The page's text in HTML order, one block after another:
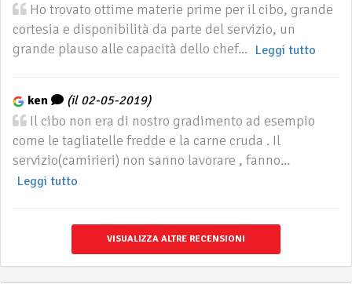
Ho trovato ottime materie prime per il cibo, grande
cortesia e disponibilità da parte del servizio, un
grande plauso alle capacità dello chef... Leggi tutto
ken (il 02-05-2019)
Il cibo non era di nostro gradimento ad esempio
come le tagliatelle fredde e la carne cruda . Il
servizio(camirieri) non sanno lavorare , fanno...
Leggi tutto
VISUALIZZA ALTRE RECENSIONI